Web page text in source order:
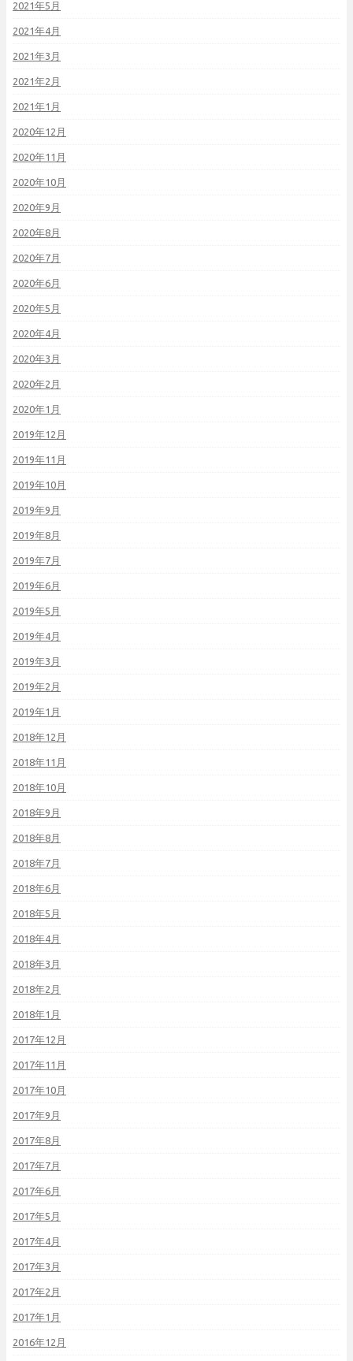
2021年5月
2021年4月
2021年3月
2021年2月
2021年1月
2020年12月
2020年11月
2020年10月
2020年9月
2020年8月
2020年7月
2020年6月
2020年5月
2020年4月
2020年3月
2020年2月
2020年1月
2019年12月
2019年11月
2019年10月
2019年9月
2019年8月
2019年7月
2019年6月
2019年5月
2019年4月
2019年3月
2019年2月
2019年1月
2018年12月
2018年11月
2018年10月
2018年9月
2018年8月
2018年7月
2018年6月
2018年5月
2018年4月
2018年3月
2018年2月
2018年1月
2017年12月
2017年11月
2017年10月
2017年9月
2017年8月
2017年7月
2017年6月
2017年5月
2017年4月
2017年3月
2017年2月
2017年1月
2016年12月